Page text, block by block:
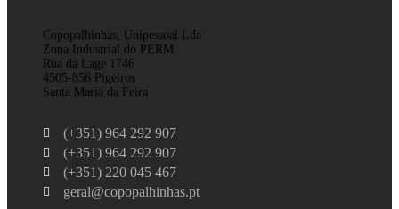
Copopalhinhas, Unipessoal Lda
Zona Industrial do PERM
Rua da Lage 1746
4505-856 Pigeiros
Santa Maria da Feira
(+351) 964 292 907
(+351) 964 292 907
(+351) 220 045 467
geral@copopalhinhas.pt